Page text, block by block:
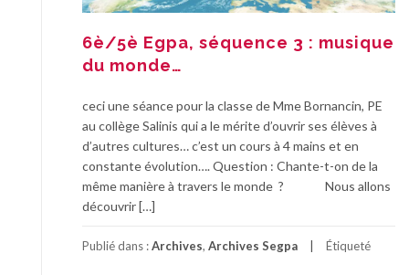
6è/5è Egpa, séquence 3 : musique
du monde…
ceci une séance pour la classe de Mme Bornancin, PE
au collège Salinis qui a le mérite d’ouvrir ses élèves à
d’autres cultures… c’est un cours à 4 mains et en
constante évolution…. Question : Chante-t-on de la
même manière à travers le monde ? Nous allons
découvrir […]
Publié dans :Archives, Archives Segpa Étiqueté